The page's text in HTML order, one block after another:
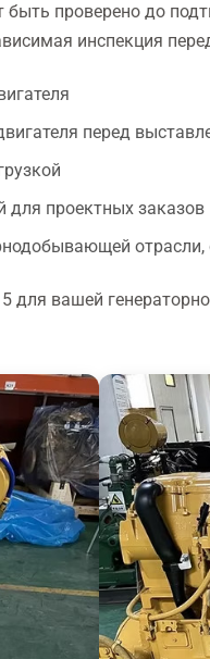
проверено до
инспекция
перед
для проектных заказов
отрасли,
для вашей